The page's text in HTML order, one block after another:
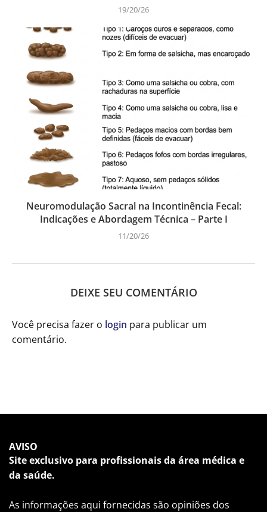
19/20/26
Neuromodulação Sacral na Incontinência Fecal:
Indicações e Abordagem Técnica – Parte I
11/20/26
DEIXE SEU COMENTÁRIO
Você precisa fazer o login para publicar um
comentário.
AVISO
Site exclusivo para profissionais da área médica e
da saúde.
As informações aqui fornecidas são opiniões dos